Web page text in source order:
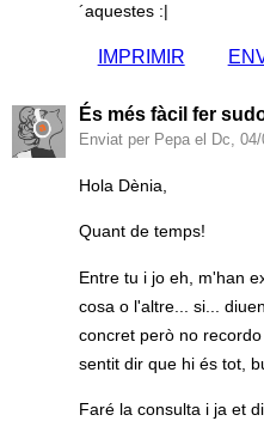
´aquestes :|
IMPRIMIR
És més fàcil fer
Enviat per Pepa el Dc,
Hola Dènia,
Quant de temps!
Entre tu i jo eh, m'han
cosa o l'altre... si...
concret però no
sentit dir que hi és tot,
Faré la consulta i ja et